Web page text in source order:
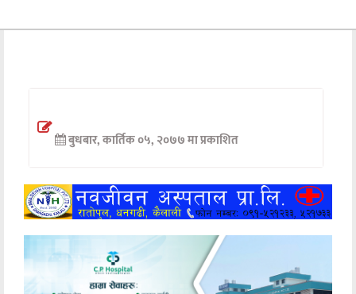
अन्तर्वार्ता
खेलकुद
मनोरञ्जन
अन्य
बुधबार, कार्तिक ०५, २०७७ मा प्रकाशित